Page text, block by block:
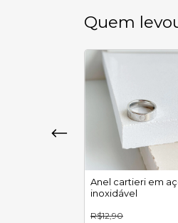
Quem
Anel cartieri em
inoxidável
R$12,90